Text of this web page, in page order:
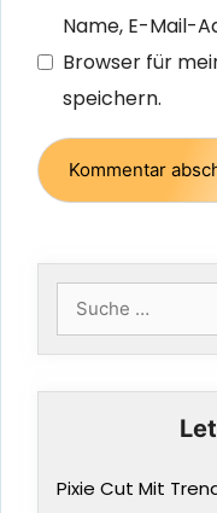
Name, E-Mail-
Browser für
speichern.
Suche
nach:
Pixie Cut Mit